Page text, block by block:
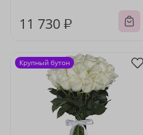
11 730 ₽
Крупный бутон